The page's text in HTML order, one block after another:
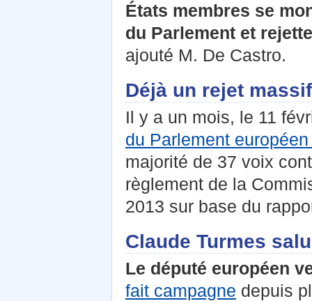
États membres se
du Parlement et
ajouté M. De Castro.
Déjà un rejet
Il y a un mois, le 11
du Parlement
majorité de 37 voix
règlement de la
2013 sur base du
Claude Turmes
Le député européen
fait campagne depuis